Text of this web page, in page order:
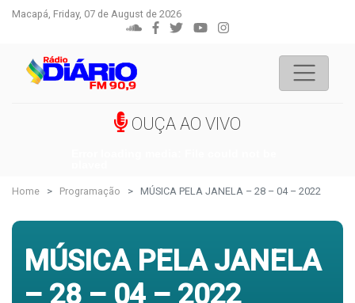
Macapá, Friday, 07 de August de 2026
OUÇA AO VIVO
Home Programação MÚSICA PELA JANELA – 28 – 04 – 2022
MÚSICA PELA JANELA
– 28 – 04 – 2022